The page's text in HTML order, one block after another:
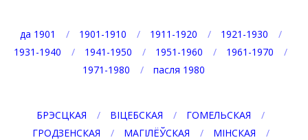
да 1901 1901-1910 1911-1920
1921-1930
1931-1940
1941-1950 1951-1960
1961-1970
1971-1980
пасля 1980
БРЭСЦКАЯ ВІЦЕБСКАЯ
ГОМЕЛЬСКАЯ
ГРОДЗЕНСКАЯ
МАГІЛЁЎСКАЯ
МІНСКАЯ